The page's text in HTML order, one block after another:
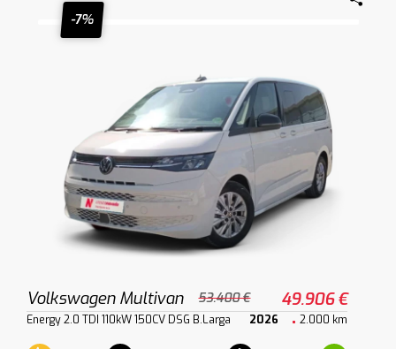
-7%
Volkswagen Multivan 53.400 € 49.906 €
Energy 2.0 TDI 110kW 150CV DSG B.Larga 2026 2.000 km